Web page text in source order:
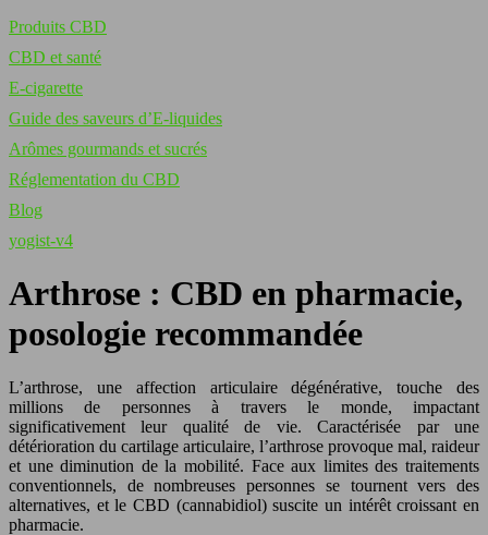
Produits CBD
CBD et santé
E-cigarette
Guide des saveurs d’E-liquides
Arômes gourmands et sucrés
Réglementation du CBD
Blog
yogist-v4
Arthrose : CBD en pharmacie,
posologie recommandée
L’arthrose, une affection articulaire dégénérative, touche des
millions de personnes à travers le monde, impactant
significativement leur qualité de vie. Caractérisée par une
détérioration du cartilage articulaire, l’arthrose provoque mal, raideur
et une diminution de la mobilité. Face aux limites des traitements
conventionnels, de nombreuses personnes se tournent vers des
alternatives, et le CBD (cannabidiol) suscite un intérêt croissant en
pharmacie.